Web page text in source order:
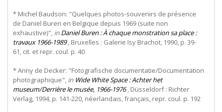
* Michel Baudson: "Quelques photos-souvenirs de présence
de Daniel Buren en Belgique depuis 1969 (suite non
exhaustive)", in Daniel Buren : À chaque monstration sa place :
travaux 1966-1989, Bruxelles : Galerie Isy Brachot, 1990, p. 39-
61, cit. et repr. coul. p. 40
* Anny de Decker: "Fotografische documentatie/Documentation
photographique", in Wide White Space : Achter het
museum/Derrière le musée, 1966-1976, Düsseldorf : Richter
Verlag, 1994, p. 141-220, néerlandais, français, repr. coul. p. 192